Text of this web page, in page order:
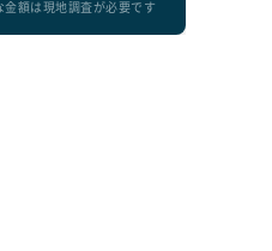
額は現地調査が必要です